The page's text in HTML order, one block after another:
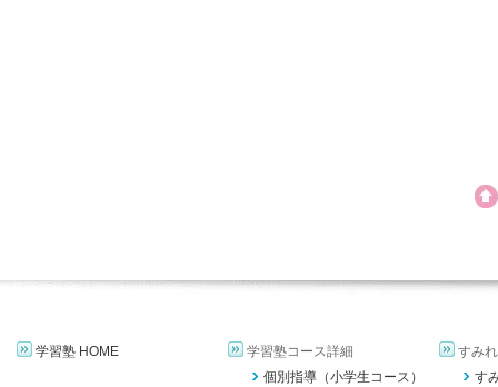
学習塾 HOME
学習塾コース詳細
個別指導（小学生コース）
すみ
す